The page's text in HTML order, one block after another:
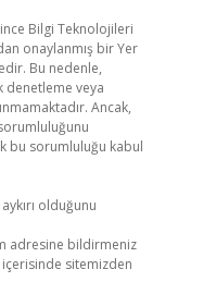
Bilgi Teknolojileri
onaylanmış bir Yer
Bu nedenle,
veya
Ancak,
bu sorumluluğu kabul
olduğunu
adresine bildirmeniz
sitemizden